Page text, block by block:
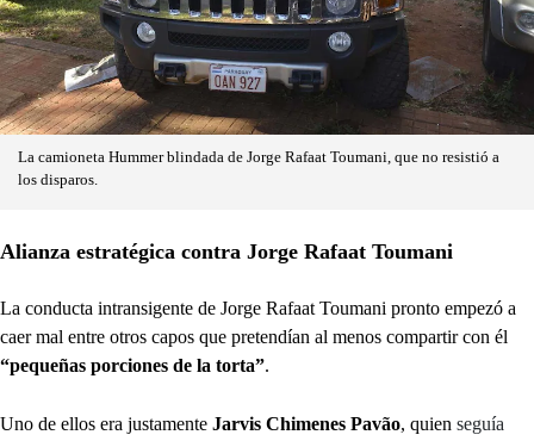
La camioneta Hummer blindada de Jorge Rafaat Toumani, que no resistió a
los disparos.
Alianza estratégica contra Jorge Rafaat Toumani
La conducta intransigente de Jorge Rafaat Toumani pronto empezó a
caer mal entre otros capos que pretendían al menos compartir con él
“pequeñas porciones de la torta”.
Uno de ellos era justamente Jarvis Chimenes Pavão, quien seguía